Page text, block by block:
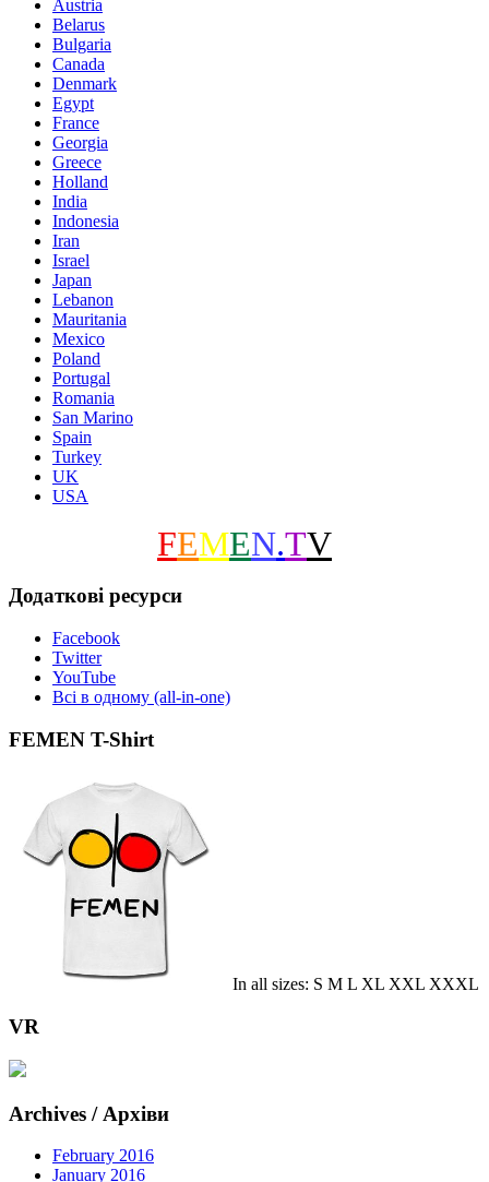
Austria
Belarus
Bulgaria
Canada
Denmark
Egypt
France
Georgia
Greece
Holland
India
Indonesia
Iran
Israel
Japan
Lebanon
Mauritania
Mexico
Poland
Portugal
Romania
San Marino
Spain
Turkey
UK
USA
FEMEN.TV
Додаткові ресурси
Facebook
Twitter
YouTube
Всі в одному (all-in-one)
FEMEN T-Shirt
In all sizes: S M L XL XXL XXXL
VR
Archives / Архіви
February 2016
January 2016